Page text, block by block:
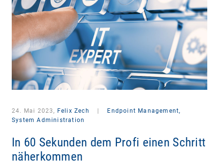
24. Mai 2023, Felix Zech
Endpoint Management,
System Administration
In 60 Sekunden dem Profi einen Schritt
näherkommen